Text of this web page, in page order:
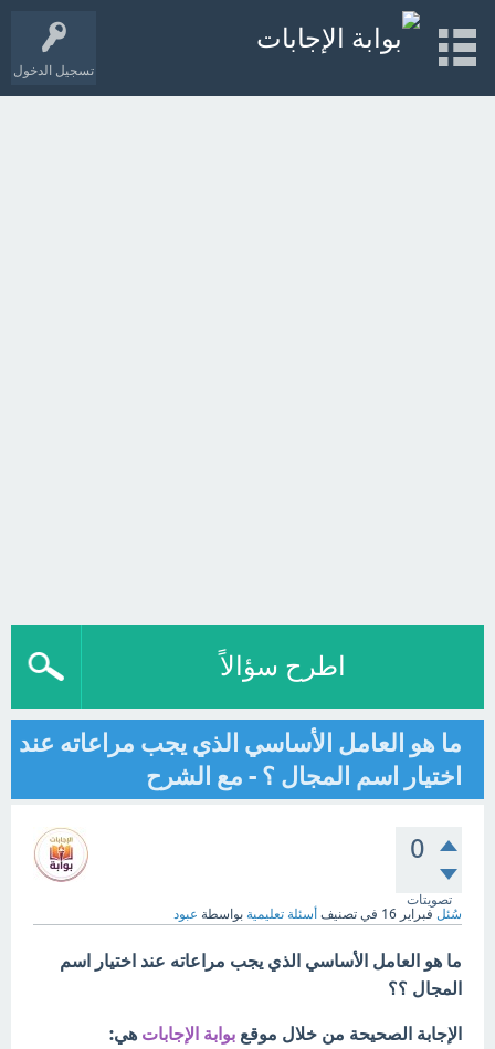
تسجيل الدخول
اطرح سؤالاً
ما هو العامل الأساسي الذي يجب مراعاته عند
اختيار اسم المجال ؟ - مع الشرح
0
تصويتات
سُئل فبراير 16 في تصنيف أسئلة تعليمية بواسطة عبود
ما هو العامل الأساسي الذي يجب مراعاته عند اختيار اسم
المجال ؟؟
الإجابة الصحيحة من خلال موقع بوابة الإجابات هي: